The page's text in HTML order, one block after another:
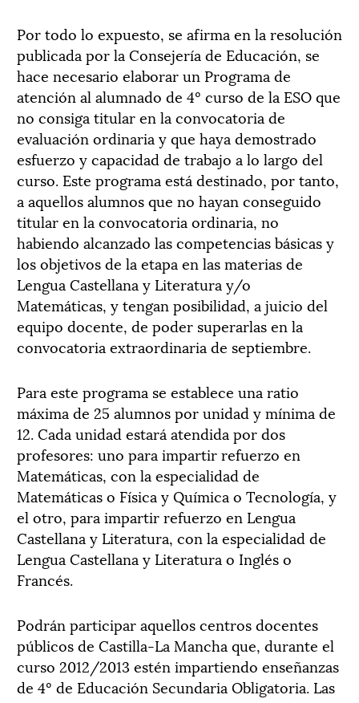
Por todo lo expuesto, se afirma en la resolución
publicada por la Consejería de Educación, se
hace necesario elaborar un Programa de
atención al alumnado de 4º curso de la ESO que
no consiga titular en la convocatoria de
evaluación ordinaria y que haya demostrado
esfuerzo y capacidad de trabajo a lo largo del
curso. Este programa está destinado, por tanto,
a aquellos alumnos que no hayan conseguido
titular en la convocatoria ordinaria, no
habiendo alcanzado las competencias básicas y
los objetivos de la etapa en las materias de
Lengua Castellana y Literatura y/o
Matemáticas, y tengan posibilidad, a juicio del
equipo docente, de poder superarlas en la
convocatoria extraordinaria de septiembre.
Para este programa se establece una ratio
máxima de 25 alumnos por unidad y mínima de
12. Cada unidad estará atendida por dos
profesores: uno para impartir refuerzo en
Matemáticas, con la especialidad de
Matemáticas o Física y Química o Tecnología, y
el otro, para impartir refuerzo en Lengua
Castellana y Literatura, con la especialidad de
Lengua Castellana y Literatura o Inglés o
Francés.
Podrán participar aquellos centros docentes
públicos de Castilla-La Mancha que, durante el
curso 2012/2013 estén impartiendo enseñanzas
de 4º de Educación Secundaria Obligatoria. Las